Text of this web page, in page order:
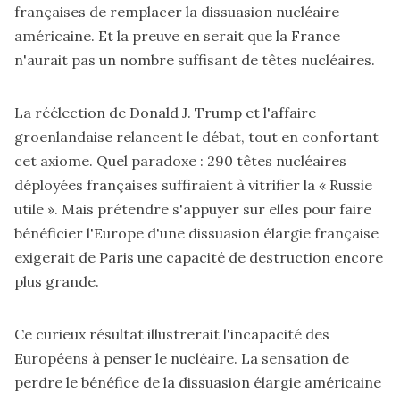
françaises de remplacer la dissuasion nucléaire
américaine. Et la preuve en serait que la France
n'aurait pas un nombre suffisant de têtes nucléaires.
La réélection de Donald J. Trump et l'affaire
groenlandaise relancent le débat, tout en confortant
cet axiome. Quel paradoxe : 290 têtes nucléaires
déployées françaises suffiraient à vitrifier la « Russie
utile ». Mais prétendre s'appuyer sur elles pour faire
bénéficier l'Europe d'une dissuasion élargie française
exigerait de Paris une capacité de destruction encore
plus grande.
Ce curieux résultat illustrerait l'incapacité des
Européens à penser le nucléaire. La sensation de
perdre le bénéfice de la dissuasion élargie américaine